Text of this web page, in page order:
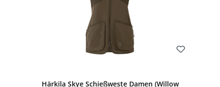
Härkila Skye Schießweste Damen (Willow